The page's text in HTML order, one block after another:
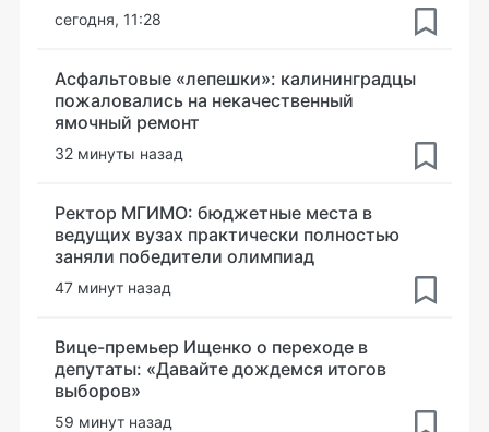
сегодня, 11:28
Асфальтовые «лепешки»: калининградцы
пожаловались на некачественный
ямочный ремонт
32 минуты назад
Ректор МГИМО: бюджетные места в
ведущих вузах практически полностью
заняли победители олимпиад
47 минут назад
Вице-премьер Ищенко о переходе в
депутаты: «Давайте дождемся итогов
выборов»
59 минут назад